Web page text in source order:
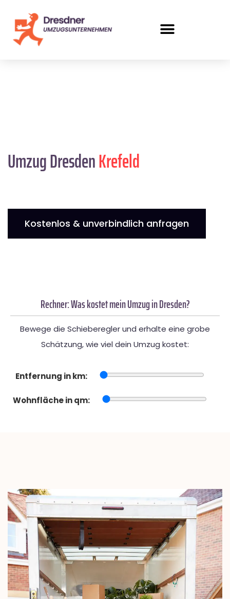
Umzug DresdenKrefeld
Kostenlos & unverbindlich anfragen
Rechner: Was kostet mein Umzug in Dresden?
Bewege die Schieberegler und erhalte eine grobe
Schätzung, wie viel dein Umzug kostet:
Entfernung in km:
Wohnfläche in qm: